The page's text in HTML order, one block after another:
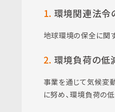
1. 環境関連法令
地球環境の保全に関
2. 環境負荷の低
事業を通じて気候変
に努め、環境負荷の